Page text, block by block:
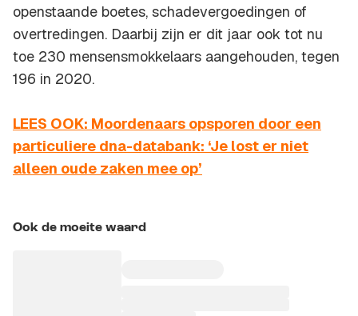
openstaande boetes, schadevergoedingen of
overtredingen. Daarbij zijn er dit jaar ook tot nu
toe 230 mensensmokkelaars aangehouden, tegen
196 in 2020.
LEES OOK: Moordenaars opsporen door een
particuliere dna-databank: ‘Je lost er niet
alleen oude zaken mee op’
Ook de moeite waard